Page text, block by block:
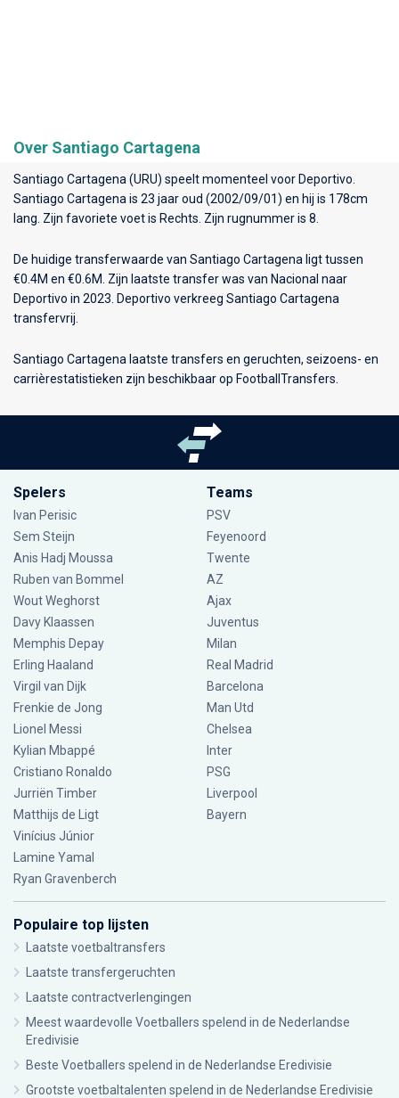
Over Santiago Cartagena
Santiago Cartagena (URU) speelt momenteel voor Deportivo
Santiago Cartagena is 23 jaar oud (2002/09/01) en hij is 178cm
lang. Zijn favoriete voet is Rechts. Zijn rugnummer is 8.
De huidige transferwaarde van Santiago Cartagena ligt tussen
€0.4M en €0.6M. Zijn laatste transfer was van Nacional naar
Deportivo in 2023. Deportivo verkreeg Santiago Cartagena
transfervrij.
Santiago Cartagena laatste transfers en geruchten, seizoens- en
carrièrestatistieken zijn beschikbaar op FootballTransfers.
Spelers
Ivan Perisic
Sem Steijn
Anis Hadj Moussa
Ruben van Bommel
Wout Weghorst
Davy Klaassen
Memphis Depay
Erling Haaland
Virgil van Dijk
Frenkie de Jong
Lionel Messi
Kylian Mbappé
Cristiano Ronaldo
Jurriën Timber
Matthijs de Ligt
Vinícius Júnior
Lamine Yamal
Ryan Gravenberch
Teams
PSV
Feyenoord
Twente
AZ
Ajax
Juventus
Milan
Real Madrid
Barcelona
Man Utd
Chelsea
Inter
PSG
Liverpool
Bayern
Populaire top lijsten
Laatste voetbaltransfers
Laatste transfergeruchten
Laatste contractverlengingen
Meest waardevolle Voetballers spelend in de Nederlandse
Eredivisie
Beste Voetballers spelend in de Nederlandse Eredivisie
Grootste voetbaltalenten spelend in de Nederlandse Eredivisie